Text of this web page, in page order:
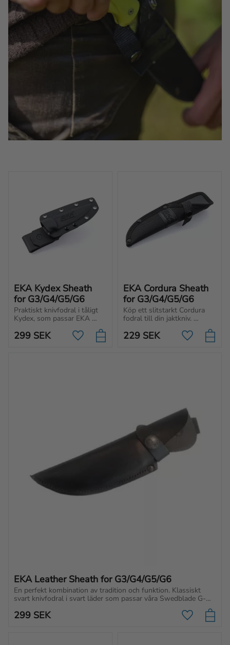
EKA Kydex Sheath
for G3/G4/G5/G6
Praktiskt knivfodral i tåligt
Kydex, som passar EKA
att rotera och är lätt att
299 SEK Lägg till i favoriter
EKA Cordura Sheath
for G3/G4/G5/G6
Köp ett slitstarkt Cordura
fodral till din jaktkniv.
Knivfodralet är orginalfodral
till EKA G3 jaktkniv, men
passar även andra modeller.
229 SEK Lägg till i
EKA Leather Sheath for G3/G4/G5/G6
En perfekt kombination av tradition o​ch funktion. Klassiskt
svart knivfodral i svart läder som passar våra Swedblade G-
299 SEK Lägg till i